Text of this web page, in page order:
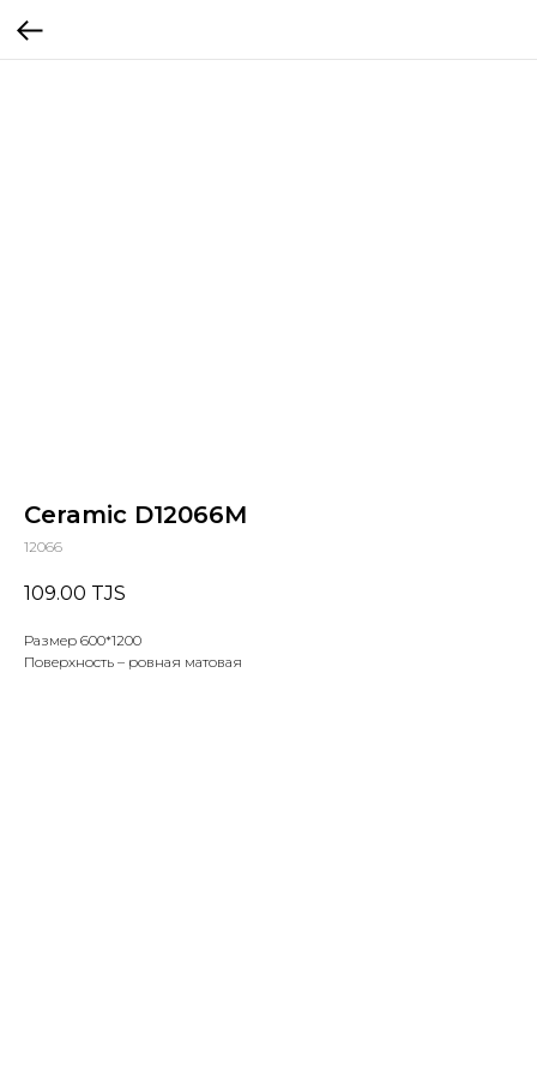
Ceramic D12066M
12066
109.00 TJS
Размер 600*1200
Поверхность – ровная матовая